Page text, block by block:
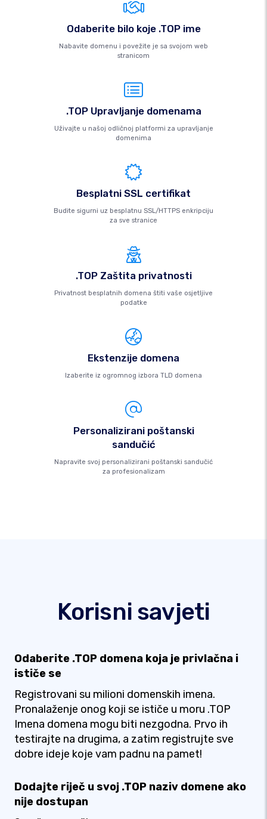
Odaberite bilo koje .TOP ime
Nabavite domenu i povežite je sa svojom web
stranicom
.TOP Upravljanje domenama
Uživajte u našoj odličnoj platformi za upravljanje
domenima
Besplatni SSL certifikat
Budite sigurni uz besplatnu SSL/HTTPS enkripciju
za sve stranice
.TOP Zaštita privatnosti
Privatnost besplatnih domena štiti vaše osjetljive
podatke
Ekstenzije domena
Izaberite iz ogromnog izbora TLD domena
Personalizirani poštanski
sandučić
Napravite svoj personalizirani poštanski sandučić
za profesionalizam
Korisni savjeti
Odaberite .TOP domena koja je privlačna i
ističe se
Registrovani su milioni domenskih imena.
Pronalaženje onog koji se ističe u moru .TOP
Imena domena mogu biti nezgodna. Prvo ih
testirajte na drugima, a zatim registrujte sve
dobre ideje koje vam padnu na pamet!
Dodajte riječ u svoj .TOP naziv domene ako
nije dostupan